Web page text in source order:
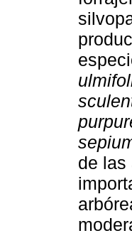
de las